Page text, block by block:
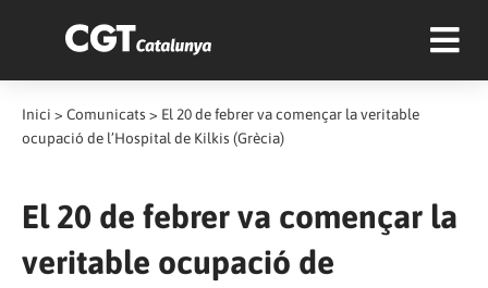
Inici > Comunicats > El 20 de febrer va començar la veritable
ocupació de l’Hospital de Kilkis (Grècia)
El 20 de febrer va començar la
veritable ocupació de